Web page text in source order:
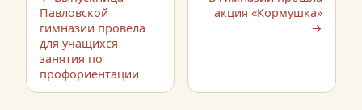
Павловской
гимназии провела
для учащихся
занятия по
профориентации
акция «Кормушка»
→